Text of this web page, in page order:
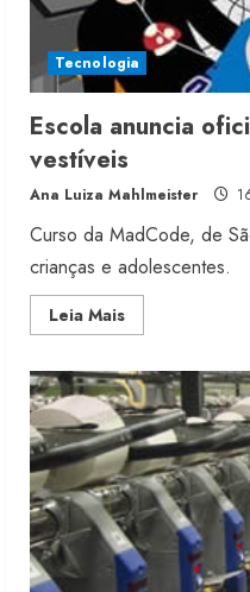
Tecnologia
Escola anuncia
vestíveis
Ana Luiza Mahlmeister
Curso da MadCode, de
crianças e adolescentes.
Leia MaisRead
more
anuncia
oficina
de
tecnologias
vestíveis